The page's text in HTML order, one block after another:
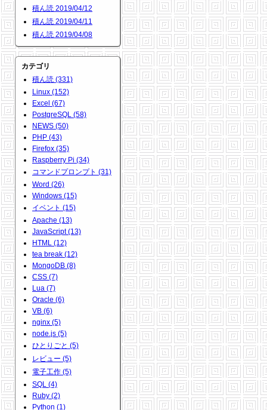
積ん読 2019/04/12
積ん読 2019/04/11
積ん読 2019/04/08
カテゴリ
積ん読 (331)
Linux (152)
Excel (67)
PostgreSQL (58)
NEWS (50)
PHP (43)
Firefox (35)
Raspberry Pi (34)
コマンドプロンプト (31)
Word (26)
Windows (15)
イベント (15)
Apache (13)
JavaScript (13)
HTML (12)
tea break (12)
MongoDB (8)
CSS (7)
Lua (7)
Oracle (6)
VB (6)
nginx (5)
node.js (5)
ひとりごと (5)
レビュー (5)
電子工作 (5)
SQL (4)
Ruby (2)
Python (1)